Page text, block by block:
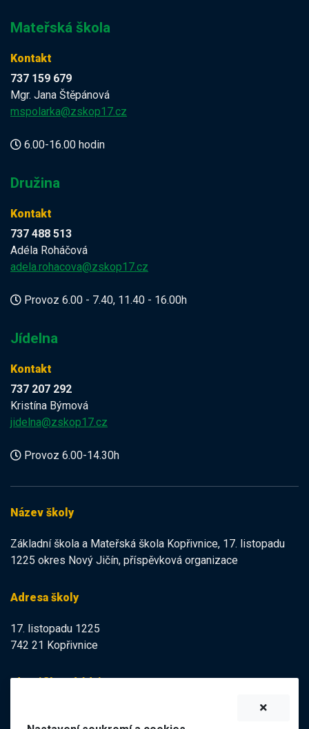
Mateřská škola
Kontakt
737 159 679
Mgr. Jana Štěpánová
mspolarka@zskop17.cz
6.00-16.00 hodin
Družina
Kontakt
737 488 513
Adéla Roháčová
adela.rohacova@zskop17.cz
Provoz 6.00 - 7.40, 11.40 - 16.00h
Jídelna
Kontakt
737 207 292
Kristína Býmová
jidelna@zskop17.cz
Provoz 6.00-14.30h
Název školy
Základní škola a Mateřská škola Kopřivnice, 17. listopadu
1225 okres Nový Jičín, příspěvková organizace
Adresa školy
17. listopadu 1225
742 21 Kopřivnice
Identifikační údaje